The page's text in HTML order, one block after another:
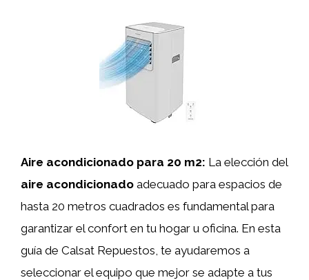
Aire acondicionado para 20 m2: La elección del
aire acondicionado adecuado para espacios de
hasta 20 metros cuadrados es fundamental para
garantizar el confort en tu hogar u oficina. En esta
guía de Calsat Repuestos, te ayudaremos a
seleccionar el equipo que mejor se adapte a tus